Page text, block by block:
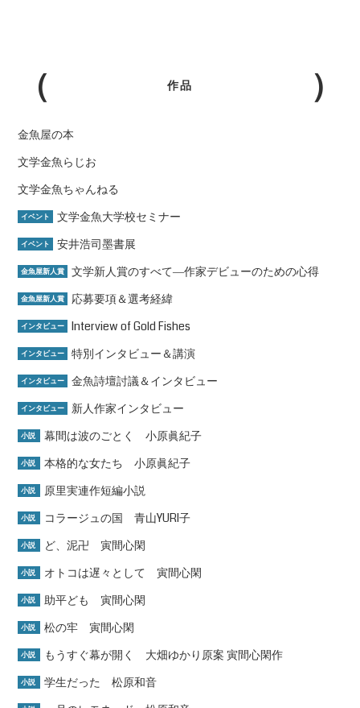
作品
金魚屋の本
文学金魚らじお
文学金魚ちゃんねる
イベント 文学金魚大学校セミナー
イベント 安井浩司墨書展
金魚屋新人賞 文学新人賞のすべて―作家デビューのための心得
金魚屋新人賞 応募要項＆選考経緯
インタビュー Interview of Gold Fishes
インタビュー 特別インタビュー＆講演
インタビュー 金魚詩壇討議＆インタビュー
インタビュー 新人作家インタビュー
小説 幕間は波のごとく 小原眞紀子
小説 本格的な女たち 小原眞紀子
小説 原里実連作短編小説
小説 コラージュの国 青山YURI子
小説 ど、泥卍 寅間心閑
小説 オトコは遅々として 寅間心閑
小説 助平ども 寅間心閑
小説 松の牢 寅間心閑
小説 もうすぐ幕が開く 大畑ゆかり原案 寅間心閑作
小説 学生だった 松原和音